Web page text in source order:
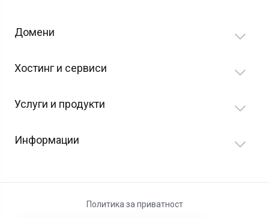
Домени
Хостинг и сервиси
Услуги и продукти
Информации
Политика за приватност